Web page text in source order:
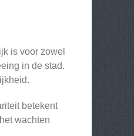
is voor zowel
in de stad.
betekent
wachten